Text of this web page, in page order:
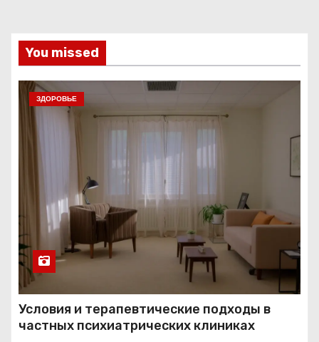
You missed
ЗДОРОВЬЕ
Условия и терапевтические подходы в
частных психиатрических клиниках